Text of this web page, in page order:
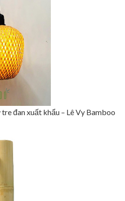
đan xuất khẩu – Lê Vy Bamboo